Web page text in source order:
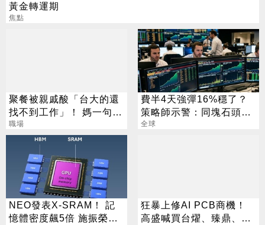
黃金轉運期
焦點
聚餐被親戚酸「台大的還
找不到工作」！ 媽一句神
回戰場秒靜音
職場
費半4天強彈16%穩了？
策略師示警：同塊石頭不
會絆2次
全球
NEO發表X-SRAM！ 記
憶體密度飆5倍 施振榮：
狂暴上修AI PCB商機！
高盛喊買台燿、臻鼎、台